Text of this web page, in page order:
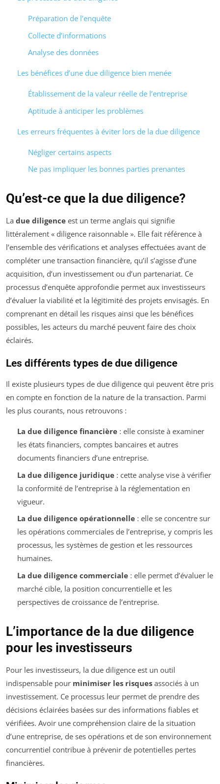
Préparation de l’enquête
Collecte d’informations
Analyse des données
Les bénéfices d’une due diligence bien menée
Établissement de la valeur réelle de l’entreprise
Aptitude à anticiper les problèmes
Les erreurs fréquentes à éviter lors de la due diligence
Négliger certains aspects
Ne pas impliquer les bonnes parties prenantes
Qu’est-ce que la due diligence?
La due diligence est un terme anglais qui signifie
littéralement « diligence raisonnable ». Elle fait référence à
l’ensemble des vérifications et analyses effectuées avant de
compléter une transaction financière, qu’il s’agisse d’une
acquisition, d’un investissement ou d’un partenariat. Ce
processus d’enquête approfondie permet aux investisseurs
d’évaluer la viabilité et la légitimité des projets envisagés. En
comprenant en détail les risques ainsi que les bénéfices
possibles, les acteurs du marché peuvent faire des choix
éclairés.
Les différents types de due diligence
Il existe plusieurs types de due diligence qui peuvent être pris
en compte en fonction de la nature de la transaction. Parmi
les plus courants, nous retrouvons :
La due diligence financière: elle consiste à examiner
les états financiers, comptes bancaires et autres
documents financiers d’une entreprise.
La due diligence juridique: cette analyse vise à vérifier
la conformité de l’entreprise à la réglementation en
vigueur.
La due diligence opérationnelle: elle se concentre sur
les opérations commerciales de l’entreprise, y compris les
processus, les systèmes de gestion et les ressources
humaines.
La due diligence commerciale: elle permet d’évaluer le
marché cible, la position concurrentielle et les
perspectives de croissance de l’entreprise.
L’importance de la due diligence
pour les investisseurs
Pour les investisseurs, la due diligence est un outil
indispensable pour minimiser les risques associés à un
investissement. Ce processus leur permet de prendre des
décisions éclairées basées sur des informations fiables et
vérifiées. Avoir une compréhension claire de la situation
d’une entreprise, de ses opérations et de son environnement
concurrentiel contribue à prévenir de potentielles pertes
financières.